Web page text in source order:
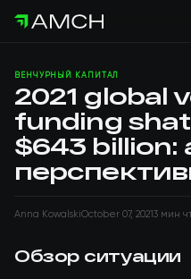
ВЕНЧУРНЫЙ КАПИТАЛ
2021 global
funding
$643 billion:
Anna KowalskiOctober 07, 20213 мин
Обзор ситуации